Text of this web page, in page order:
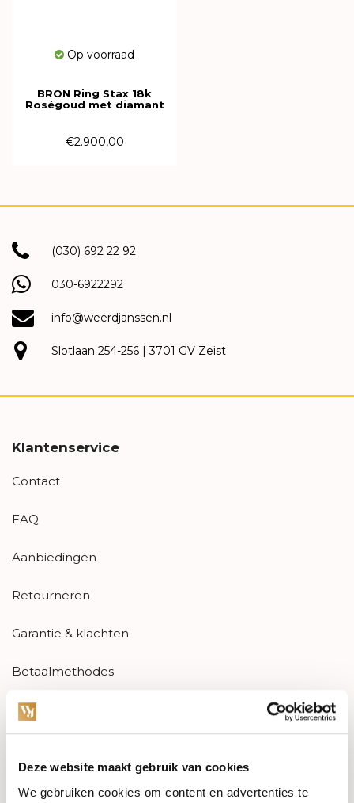
Deze website maakt gebruik van cookies
We gebruiken cookies om content en advertenties te
Op voorraad
BRON Ring Stax 18k
Roségoud met diamant
€2.900,00
(030) 692 22 92
030-6922292
info@weerdjanssen.nl
Slotlaan 254-256 | 3701 GV Zeist
Klantenservice
Contact
FAQ
Aanbiedingen
Retourneren
Garantie & klachten
Betaalmethodes
Sitemap
Categorieën
Horloges